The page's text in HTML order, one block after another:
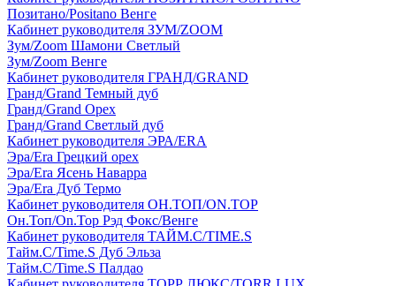
Позитано/Positano Венге
Кабинет руководителя ЗУМ/ZOOM
Зум/Zoom Шамони Светлый
Зум/Zoom Венге
Кабинет руководителя ГРАНД/GRAND
Гранд/Grand Темный дуб
Гранд/Grand Орех
Гранд/Grand Светлый дуб
Кабинет руководителя ЭРА/ERA
Эра/Era Грецкий орех
Эра/Era Ясень Наварра
Эра/Era Дуб Термо
Кабинет руководителя ОН.ТОП/ON.TOP
Он.Топ/On.Top Рэд Фокс/Венге
Кабинет руководителя ТАЙМ.С/TIME.S
Тайм.С/Time.S Дуб Эльза
Тайм.С/Time.S Палдао